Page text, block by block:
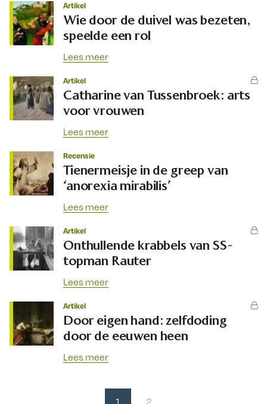
Artikel
Wie door de duivel was bezeten,
speelde een rol
Lees meer
Artikel
Catharine van Tussenbroek: arts
voor vrouwen
Lees meer
Recensie
Tienermeisje in de greep van
‘anorexia mirabilis’
Lees meer
Artikel
Onthullende krabbels van SS-
topman Rauter
Lees meer
Artikel
Door eigen hand: zelfdoding
door de eeuwen heen
Lees meer
1 2